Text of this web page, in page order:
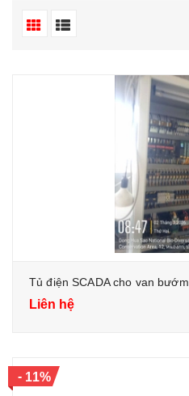
Tủ điện SCADA cho van bướm
Liên hệ
-11%